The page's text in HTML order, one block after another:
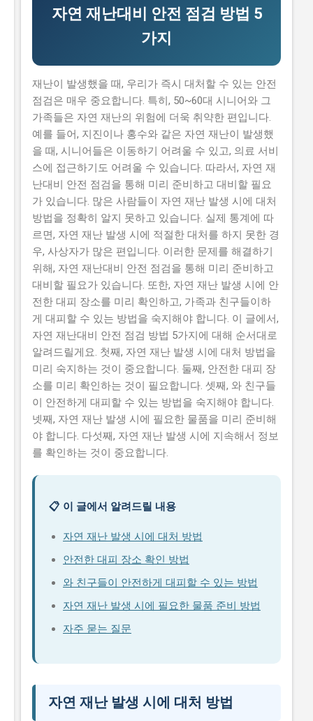
을 읽으면 이러한 문제를 해결할 수 있습니다. 이 글에서
신청 방법과 자격 요건을 설명합니다. 또한, 지원 내용과
혜택, 그리고 실제 지원 받은 사람들의 후기도 공유합니
다. 그러므로, 이 글을 읽으면 지원사업에 대한 모든 정보
를 얻을 수 있습니다. 📋 목차 이 사업, 정말 받을 수 있을
까? 신청 자격과 준비물 지원 내용과 실제 혜택 단계별 신
청 방법 탈락하는 이유와 합격 전략 이 사업, 정말 받을 수
있을까? 이 사업이 뭔지, 지원 규모, 연간 선발 인원, 경쟁
률 2026년 농식품 중소기업 기술보호 컨설팅 지원사업은
농식품 중소기업의 기술 보호를 위해 제공하는 지원사업
입니다. 매년 약 500개의 사업체가 선정되는데요, 선정된
기업은 최대 5천만 원 까지의 기술 보호 컨설팅 비용을 지
원받을 수 있습니다. 유사 사업과 비교 (예비 초기 등 구체
적 차이점) 이 지원사업은 예비 창업자와 초기 창업자를
위한 지원사업과는 다릅니다...
자연 재난대비 안전 점검 방법 5
가지
재난이 발생했을 때, 우리가 즉시 대처할 수 있는 안전
점검은 매우 중요합니다. 특히, 50~60대 시니어와 그
가족들은 자연 재난의 위험에 더욱 취약한 편입니다.
예를 들어, 지진이나 홍수와 같은 자연 재난이 발생했
을 때, 시니어들은 이동하기 어려울 수 있고, 의료 서비
스에 접근하기도 어려울 수 있습니다. 따라서, 자연 재
난대비 안전 점검을 통해 미리 준비하고 대비할 필요
가 있습니다. 많은 사람들이 자연 재난 발생 시에 대처
방법을 정확히 알지 못하고 있습니다. 실제 통계에 따
르면, 자연 재난 발생 시에 적절한 대처를 하지 못한 경
우, 사상자가 많은 편입니다. 이러한 문제를 해결하기
위해, 자연 재난대비 안전 점검을 통해 미리 준비하고
대비할 필요가 있습니다. 또한, 자연 재난 발생 시에 안
전한 대피 장소를 미리 확인하고, 가족과 친구들이하
게 대피할 수 있는 방법을 숙지해야 합니다. 이 글에서,
자연 재난대비 안전 점검 방법 5가지에 대해 순서대로
알려드릴게요. 첫째, 자연 재난 발생 시에 대처 방법을
미리 숙지하는 것이 중요합니다. 둘째, 안전한 대피 장
소를 미리 확인하는 것이 필요합니다. 셋째, 와 친구들
이 안전하게 대피할 수 있는 방법을 숙지해야 합니다.
넷째, 자연 재난 발생 시에 필요한 물품을 미리 준비해
야 합니다. 다섯째, 자연 재난 발생 시에 지속해서 정보
를 확인하는 것이 중요합니다.
📋 이 글에서 알려드릴 내용
자연 재난 발생 시에 대처 방법
안전한 대피 장소 확인 방법
와 친구들이 안전하게 대피할 수 있는 방법
자연 재난 발생 시에 필요한 물품 준비 방법
자주 묻는 질문
자연 재난 발생 시에 대처 방법